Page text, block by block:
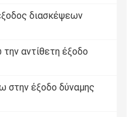
διασκέψεων
αντίθετη έξοδο
στην έξοδο δύναμης